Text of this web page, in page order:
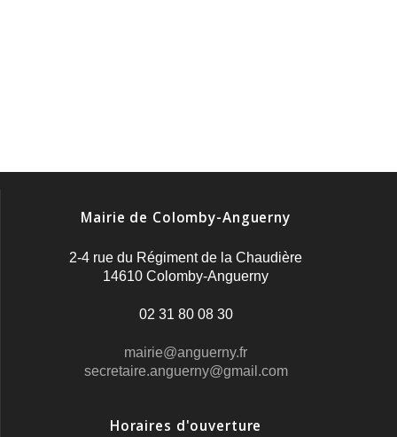
Mairie de Colomby-Anguerny
2-4 rue du Régiment de la Chaudière
14610 Colomby-Anguerny
02 31 80 08 30
mairie@anguerny.fr
secretaire.anguerny@gmail.com
Horaires d'ouverture